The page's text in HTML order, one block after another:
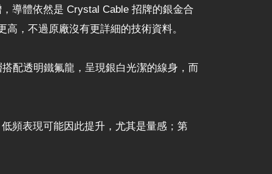
導體依然是 Crystal Cable 招牌的銀金合
，不過原廠沒有更詳細的技術資料。
配透明鐵氟龍，呈現銀白光潔的線身，而
頻表現可能因此提升，尤其是量感；第